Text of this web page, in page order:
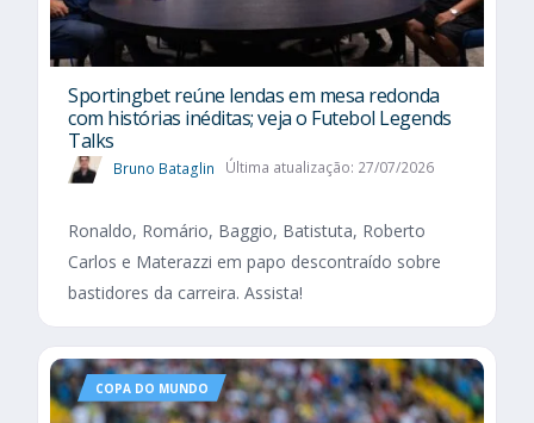
Sportingbet reúne lendas em mesa redonda
com histórias inéditas; veja o Futebol Legends
Talks
Bruno Bataglin Última atualização: 27/07/2026
Ronaldo, Romário, Baggio, Batistuta, Roberto
Carlos e Materazzi em papo descontraído sobre
bastidores da carreira. Assista!
COPA DO MUNDO